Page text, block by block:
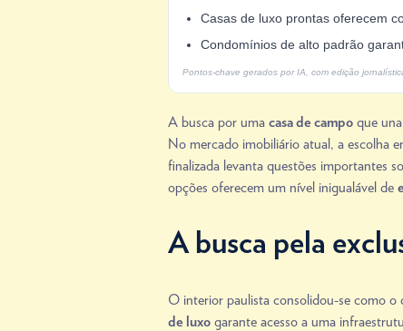
Casas de luxo prontas oferecem
Condomínios de alto padrão
Pontos-chave gerados por IA, com edição
A busca por uma casa de campoque una
No mercado imobiliário atual, a escolha
finalizada levanta questões importantes
opções oferecem um nível inigualável de
A busca pela
O interior paulista consolidou-se como
de luxogarante acesso a uma